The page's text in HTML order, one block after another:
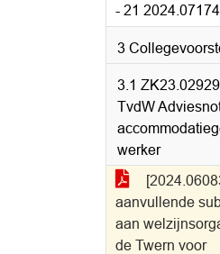
- 21 2024.07174
3
3.1
TvdW
werker
aanvullende
aan
de Twern voor